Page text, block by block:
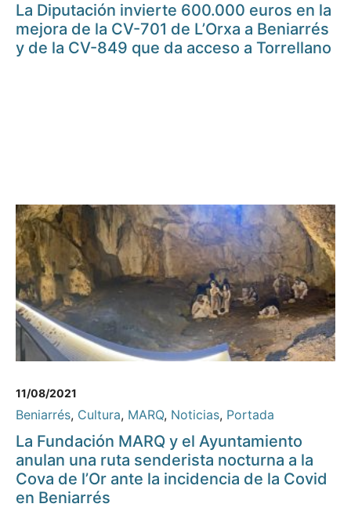
La Diputación invierte 600.000 euros en la
mejora de la CV-701 de L’Orxa a Beniarrés
y de la CV-849 que da acceso a Torrellano
11/08/2021
Beniarrés, Cultura, MARQ, Noticias, Portada
La Fundación MARQ y el Ayuntamiento
anulan una ruta senderista nocturna a la
Cova de l’Or ante la incidencia de la Covid
en Beniarrés